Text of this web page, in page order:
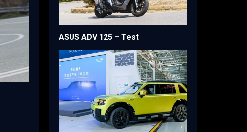
ASUS ADV 125 – Test